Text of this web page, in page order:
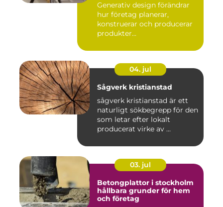
Generativ design förändrar
hur företag planerar,
konstruerar och producerar
produkter...
04. jul
Sågverk kristianstad
sågverk kristianstad är ett
naturligt sökbegrepp för den
som letar efter lokalt
producerat virke av ...
03. jul
Betongplattor i stockholm
hållbara grunder för hem
och företag